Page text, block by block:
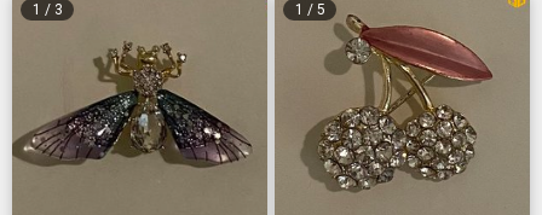
1 / 3 1 / 5